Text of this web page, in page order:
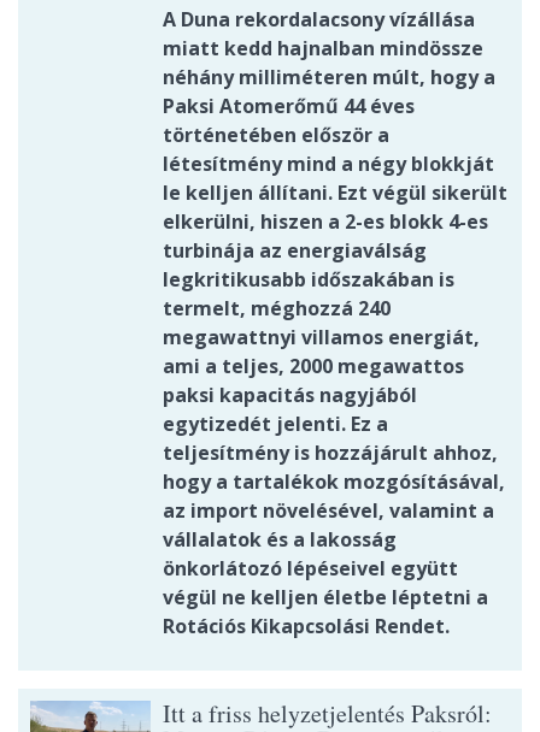
A Duna rekordalacsony vízállása
miatt kedd hajnalban mindössze
néhány milliméteren múlt, hogy a
Paksi Atomerőmű 44 éves
történetében először a
létesítmény mind a négy blokkját
le kelljen állítani. Ezt végül sikerült
elkerülni, hiszen a 2-es blokk 4-es
turbinája az energiaválság
legkritikusabb időszakában is
termelt, méghozzá 240
megawattnyi villamos energiát,
ami a teljes, 2000 megawattos
paksi kapacitás nagyjából
egytizedét jelenti. Ez a
teljesítmény is hozzájárult ahhoz,
hogy a tartalékok mozgósításával,
az import növelésével, valamint a
vállalatok és a lakosság
önkorlátozó lépéseivel együtt
végül ne kelljen életbe léptetni a
Rotációs Kikapcsolási Rendet.
Itt a friss helyzetjelentés Paksról: